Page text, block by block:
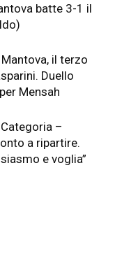
batte 3-1 il
il terzo
Duello
Mensah
–
a ripartire.
e voglia”